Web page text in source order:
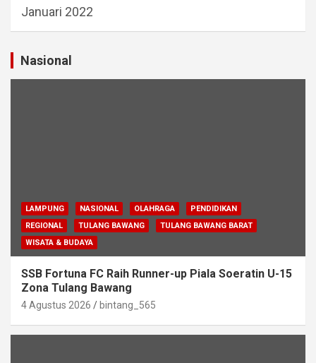
Januari 2022
Nasional
LAMPUNG NASIONAL OLAHRAGA
PENDIDIKAN
REGIONAL
TULANG BAWANG
TULANG BAWANG BARAT
WISATA & BUDAYA
SSB Fortuna FC Raih Runner-up Piala Soeratin U-15
Zona Tulang Bawang
4 Agustus 2026 bintang_565